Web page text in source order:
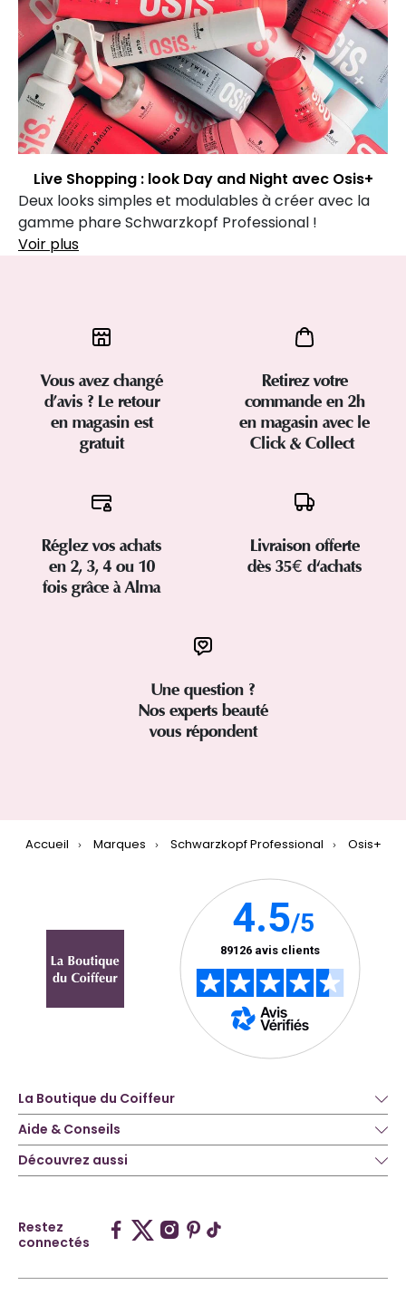
Live Shopping : look Day and Night avec Osis+
Deux looks simples et modulables à créer avec la
gamme phare Schwarzkopf Professional !
Voir plus
Vous avez changé
d’avis ? Le retour
en magasin est
gratuit
Retirez votre
commande en 2h
en magasin avec le
Click & Collect
Réglez vos achats
en 2, 3, 4 ou 10
fois grâce à Alma
Livraison offerte
dès 35€ d'achats
Une question ?
Nos experts beauté
vous répondent
Accueil Marques Schwarzkopf Professional Osis+
La Boutique du Coiffeur
Aide & Conseils
Découvrez aussi
Restez
connectés